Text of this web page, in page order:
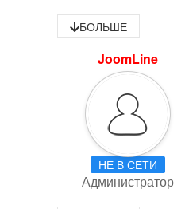
БОЛЬШЕ
JoomLine
НЕ В СЕТИ
Администратор